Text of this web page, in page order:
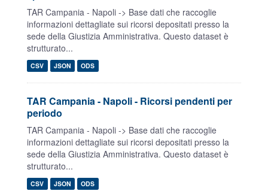
TAR Campania - Napoli -> Base dati che raccoglie
informazioni dettagliate sui ricorsi depositati presso la
sede della Giustizia Amministrativa. Questo dataset è
strutturato...
CSV JSON ODS
TAR Campania - Napoli - Ricorsi pendenti per
periodo
TAR Campania - Napoli -> Base dati che raccoglie
informazioni dettagliate sui ricorsi depositati presso la
sede della Giustizia Amministrativa. Questo dataset è
strutturato...
CSV JSON ODS